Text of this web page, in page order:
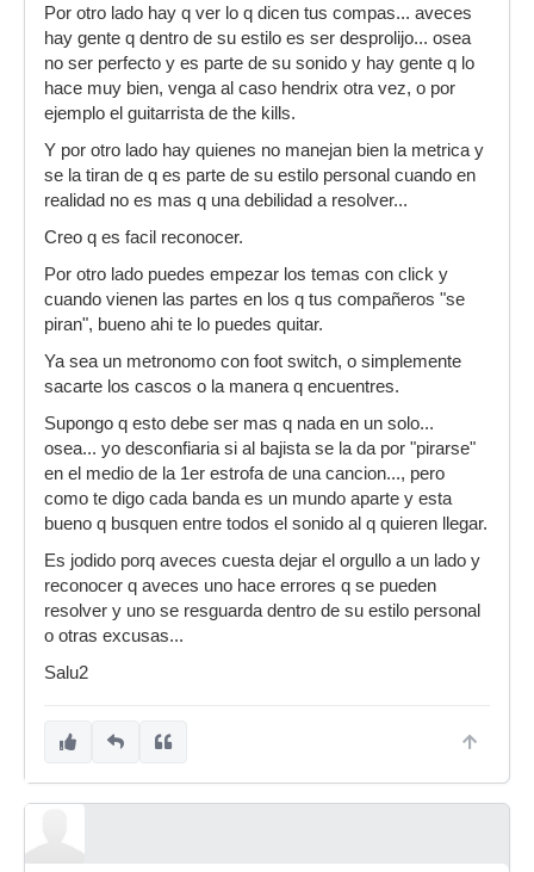
Por otro lado hay q ver lo q dicen tus compas... aveces
hay gente q dentro de su estilo es ser desprolijo... osea
no ser perfecto y es parte de su sonido y hay gente q lo
hace muy bien, venga al caso hendrix otra vez, o por
ejemplo el guitarrista de the kills.
Y por otro lado hay quienes no manejan bien la metrica y
se la tiran de q es parte de su estilo personal cuando en
realidad no es mas q una debilidad a resolver...
Creo q es facil reconocer.
Por otro lado puedes empezar los temas con click y
cuando vienen las partes en los q tus compañeros "se
piran", bueno ahi te lo puedes quitar.
Ya sea un metronomo con foot switch, o simplemente
sacarte los cascos o la manera q encuentres.
Supongo q esto debe ser mas q nada en un solo...
osea... yo desconfiaria si al bajista se la da por "pirarse"
en el medio de la 1er estrofa de una cancion..., pero
como te digo cada banda es un mundo aparte y esta
bueno q busquen entre todos el sonido al q quieren llegar.
Es jodido porq aveces cuesta dejar el orgullo a un lado y
reconocer q aveces uno hace errores q se pueden
resolver y uno se resguarda dentro de su estilo personal
o otras excusas...
Salu2